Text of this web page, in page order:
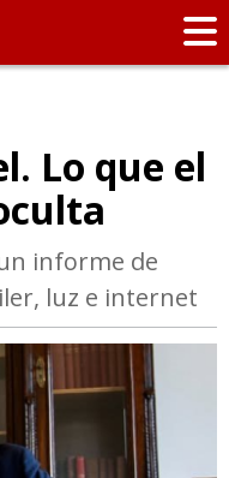
Lo que el
informe de
luz e internet